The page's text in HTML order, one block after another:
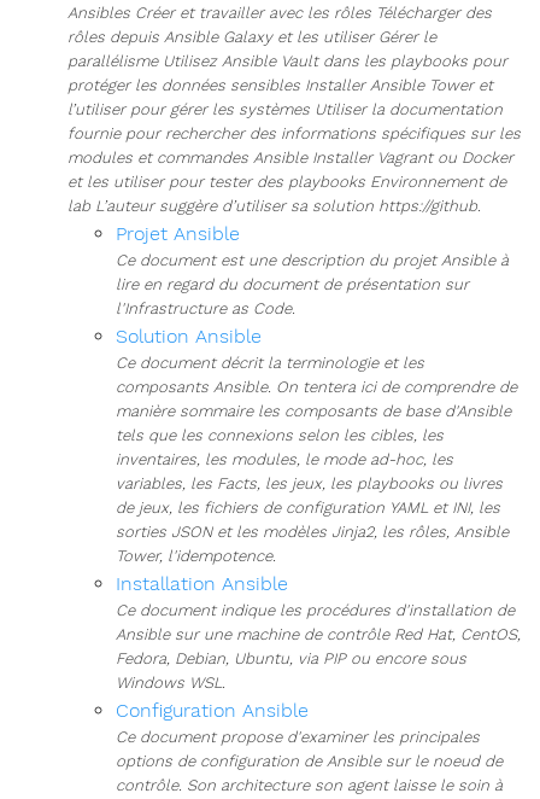
Ansibles Créer et travailler avec les rôles Télécharger des
rôles depuis Ansible Galaxy et les utiliser Gérer le
parallélisme Utilisez Ansible Vault dans les playbooks pour
protéger les données sensibles Installer Ansible Tower et
l’utiliser pour gérer les systèmes Utiliser la documentation
fournie pour rechercher des informations spécifiques sur les
modules et commandes Ansible Installer Vagrant ou Docker
et les utiliser pour tester des playbooks Environnement de
lab L’auteur suggère d’utiliser sa solution https://github.
Projet Ansible
Ce document est une description du projet Ansible à
lire en regard du document de présentation sur
l'Infrastructure as Code.
Solution Ansible
Ce document décrit la terminologie et les
composants Ansible. On tentera ici de comprendre de
manière sommaire les composants de base d'Ansible
tels que les connexions selon les cibles, les
inventaires, les modules, le mode ad-hoc, les
variables, les Facts, les jeux, les playbooks ou livres
de jeux, les fichiers de configuration YAML et INI, les
sorties JSON et les modèles Jinja2, les rôles, Ansible
Tower, l'idempotence.
Installation Ansible
Ce document indique les procédures d'installation de
Ansible sur une machine de contrôle Red Hat, CentOS,
Fedora, Debian, Ubuntu, via PIP ou encore sous
Windows WSL.
Configuration Ansible
Ce document propose d'examiner les principales
options de configuration de Ansible sur le noeud de
contrôle. Son architecture son agent laisse le soin à